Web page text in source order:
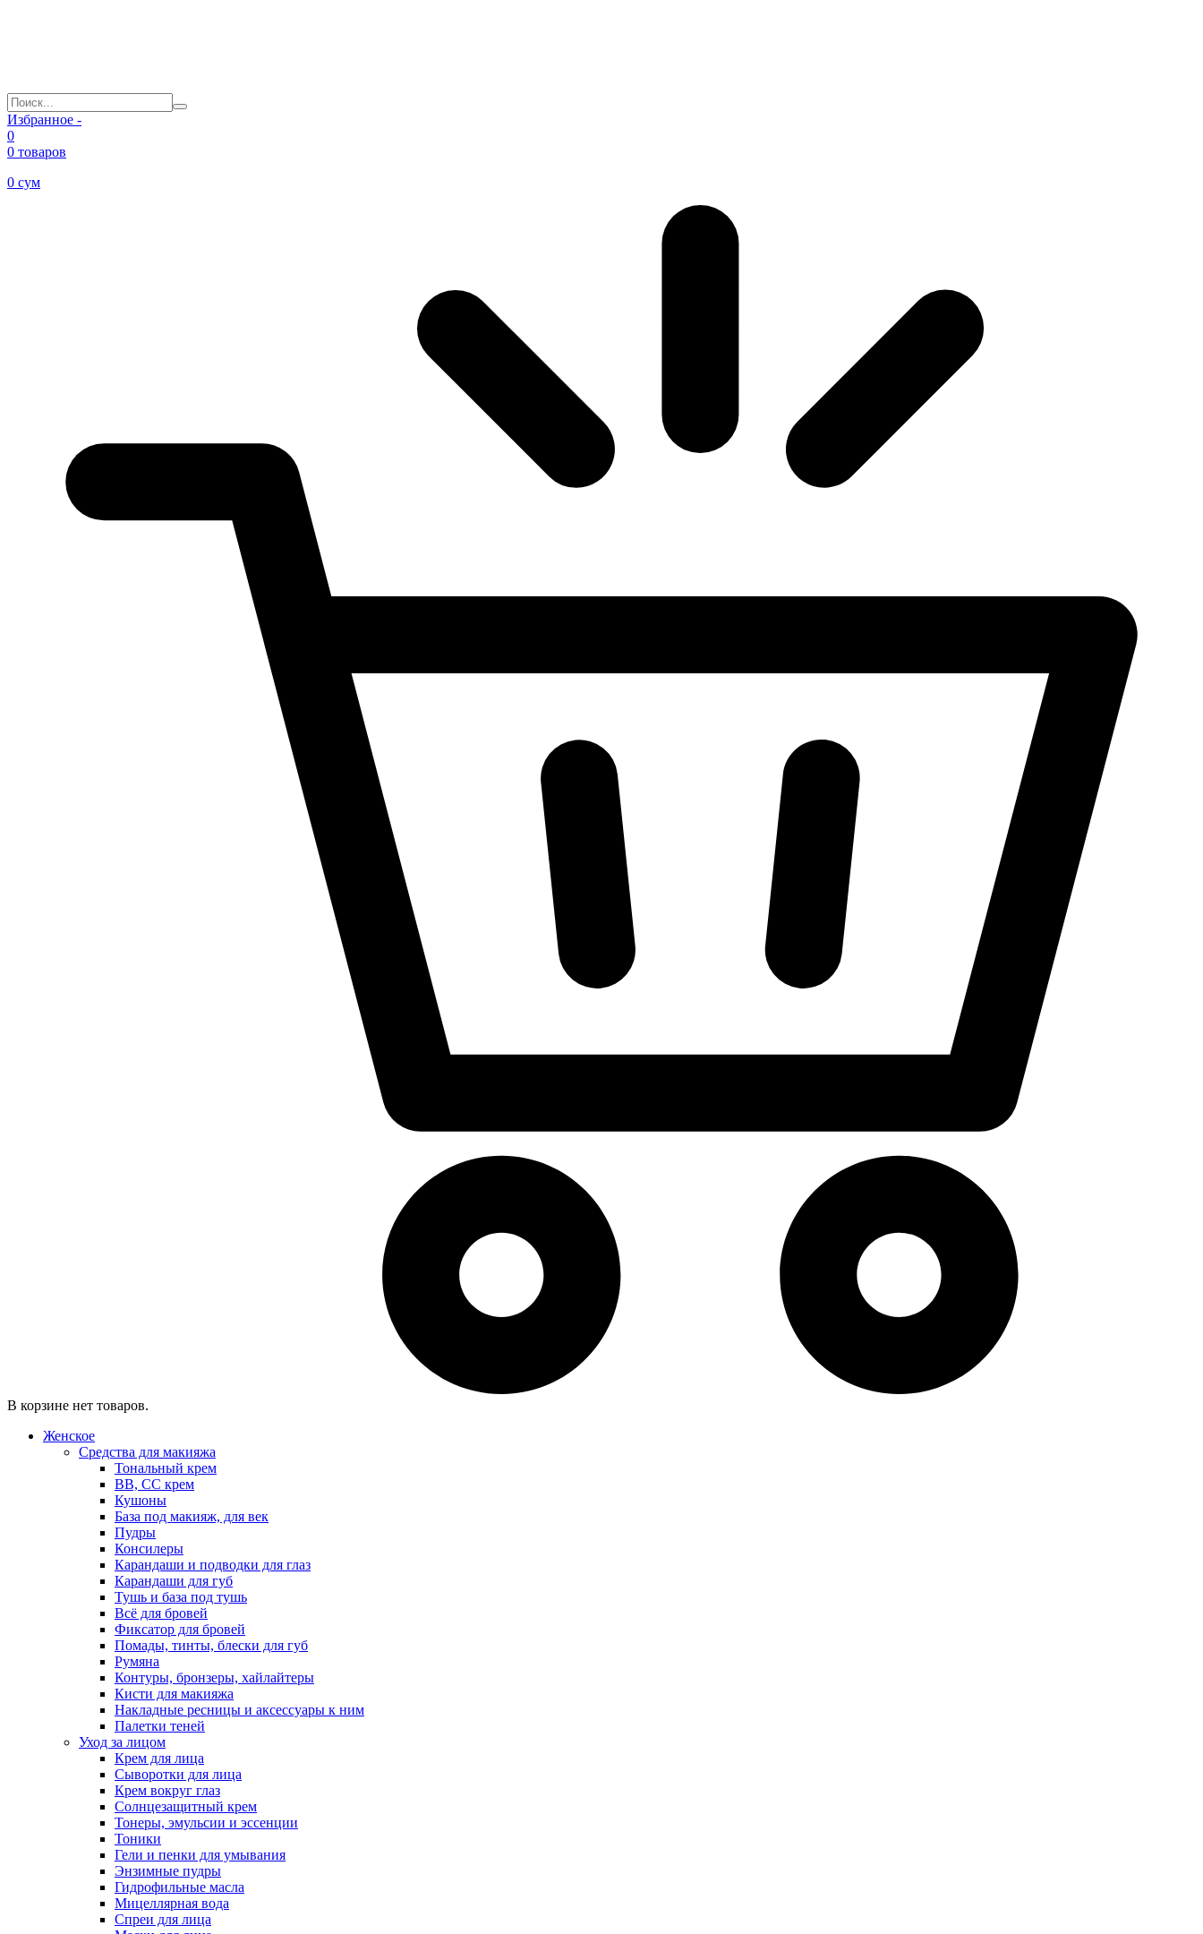
Избранное -
0
0 товаров
0 сум
В корзине нет товаров.
Женское
Средства для макияжа
Тональный крем
BB, CC крем
Кушоны
База под макияж, для век
Пудры
Консилеры
Карандаши и подводки для глаз
Карандаши для губ
Тушь и база под тушь
Всё для бровей
Фиксатор для бровей
Помады, тинты, блески для губ
Румяна
Контуры, бронзеры, хайлайтеры
Кисти для макияжа
Накладные ресницы и аксессуары к ним
Палетки теней
Уход за лицом
Крем для лица
Сыворотки для лица
Крем вокруг глаз
Солнцезащитный крем
Тонеры, эмульсии и эссенции
Тоники
Гели и пенки для умывания
Энзимные пудры
Гидрофильные масла
Мицеллярная вода
Спреи для лица